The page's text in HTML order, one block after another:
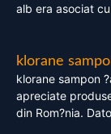
alb era asociat
klorane
klorane sampon
apreciate
din Rom?nia.